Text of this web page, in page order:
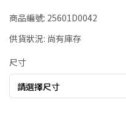
商品編號: 25601D0042
供貨狀況: 尚有庫存
尺寸
請選擇尺寸